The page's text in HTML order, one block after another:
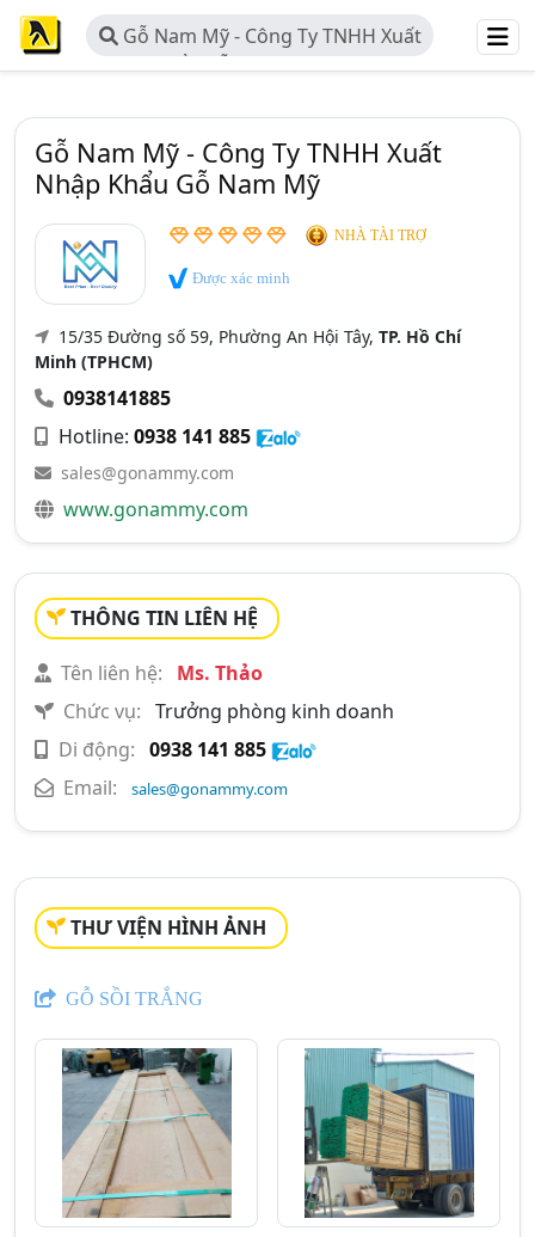
Gỗ Nam Mỹ - Công Ty TNHH Xuất
Nhập Khẩu Gỗ Nam Mỹ
Gỗ Nam Mỹ - Công Ty TNHH Xuất
Nhập Khẩu Gỗ Nam Mỹ
NHÀ TÀI TRỢ
Được xác minh
15/35 Đường số 59, Phường An Hội Tây, TP. Hồ Chí
Minh (TPHCM)
0938141885
Hotline: 0938 141 885
sales@gonammy.com
www.gonammy.com
THÔNG TIN LIÊN HỆ
Tên liên hệ:
Ms. Thảo
Chức vụ: Trưởng phòng kinh doanh
Di động: 0938 141 885
Email:
sales@gonammy.com
THƯ VIỆN HÌNH ẢNH
GỖ SỒI TRẮNG